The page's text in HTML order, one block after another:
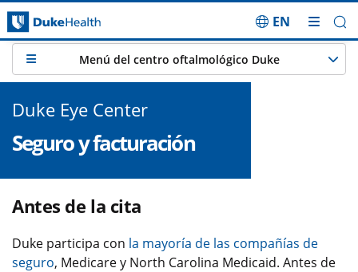
Saltar navegación
EN
Duke Eye Center
Seguro y facturación
Menú del centro oftalmológico Duke
Antes de la cita
Duke participa con la mayoría de las compañías de
seguro, Medicare y North Carolina Medicaid. Antes de